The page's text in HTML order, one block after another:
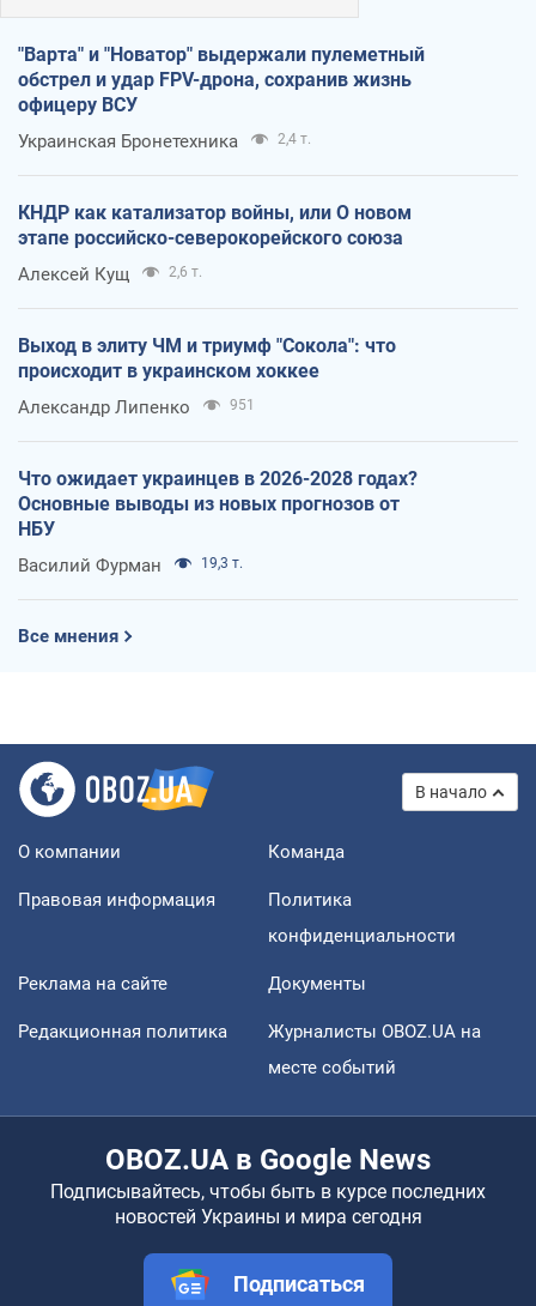
"Варта" и "Новатор" выдержали пулеметный
обстрел и удар FPV-дрона, сохранив жизнь
офицеру ВСУ
Украинская Бронетехника 2,4 т.
КНДР как катализатор войны, или О новом
этапе российско-северокорейского союза
Алексей Кущ 2,6 т.
Выход в элиту ЧМ и триумф "Сокола": что
происходит в украинском хоккее
Александр Липенко 951
Что ожидает украинцев в 2026-2028 годах?
Основные выводы из новых прогнозов от
НБУ
Василий Фурман 19,3 т.
Все мнения
В начало
О компании Команда
Правовая информация
Политика
конфиденциальности
Реклама на сайте Документы
Редакционная политика
Журналисты OBOZ.UA на
месте событий
OBOZ.UA в Google News
Подписывайтесь, чтобы быть в курсе последних
новостей Украины и мира сегодня
Подписаться